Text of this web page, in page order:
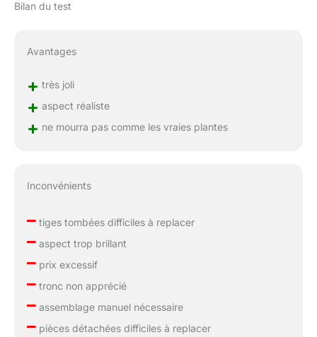
Bilan du test
Avantages
+ très joli
+ aspect réaliste
+ ne mourra pas comme les vraies plantes
Inconvénients
–tiges tombées difficiles à replacer
–aspect trop brillant
–prix excessif
–tronc non apprécié
–assemblage manuel nécessaire
–pièces détachées difficiles à replacer